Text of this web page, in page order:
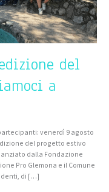
del
a
venerdì 9 agosto
del progetto estivo
dalla Fondazione
Pro Glemona e il Comune
di […]